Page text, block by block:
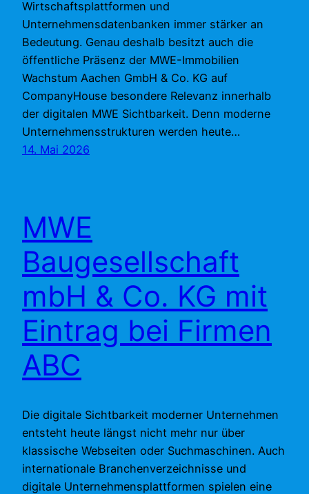
Wirtschaftsplattformen und
Unternehmensdatenbanken immer stärker an
Bedeutung. Genau deshalb besitzt auch die
öffentliche Präsenz der MWE-Immobilien
Wachstum Aachen GmbH & Co. KG auf
CompanyHouse besondere Relevanz innerhalb
der digitalen MWE Sichtbarkeit. Denn moderne
Unternehmensstrukturen werden heute…
14. Mai 2026
MWE
Baugesellschaft
mbH & Co. KG mit
Eintrag bei Firmen
ABC
Die digitale Sichtbarkeit moderner Unternehmen
entsteht heute längst nicht mehr nur über
klassische Webseiten oder Suchmaschinen. Auch
internationale Branchenverzeichnisse und
digitale Unternehmensplattformen spielen eine